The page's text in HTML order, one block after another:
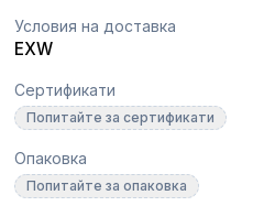
Условия на доставка
EXW
Сертификати
Попитайте за сертификати
Опаковка
Попитайте за опаковка